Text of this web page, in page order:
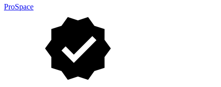
ProSpace